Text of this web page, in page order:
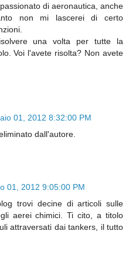
di aeronautica, anche
non mi lascerei di certo
una volta per tutte la
Voi l'avete risolta? Non avete
01, 2012 8:32:00 PM
dall'autore.
01, 2012 9:05:00 PM
trovi decine di articoli sulle
aerei chimici. Ti cito, a titolo
attraversati dai tankers, il tutto